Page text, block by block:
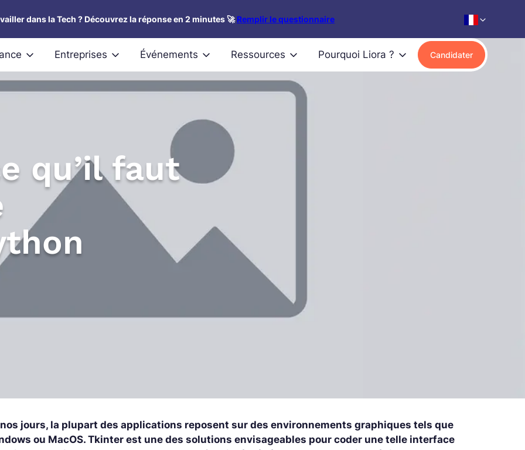
dans la Tech ? Découvrez la réponse en 2 minutes 🚀Remplir le questionnaire
Entreprises Événements Ressources Pourquoi Liora ? Candidater
qu’il faut
nos jours, la plupart des applications reposent sur des environnements graphiques tels que
ou MacOS. Tkinter est une des solutions envisageables pour coder une telle interface